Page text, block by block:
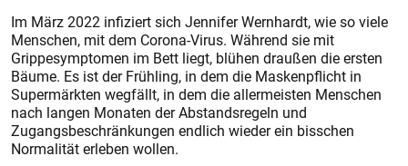
Im März 2022 infiziert sich Jennifer Wernhardt, wie so viele
Menschen, mit dem Corona-Virus. Während sie mit
Grippesymptomen im Bett liegt, blühen draußen die ersten
Bäume. Es ist der Frühling, in dem die Maskenpflicht in
Supermärkten wegfällt, in dem die allermeisten Menschen
nach langen Monaten der Abstandsregeln und
Zugangsbeschränkungen endlich wieder ein bisschen
Normalität erleben wollen.